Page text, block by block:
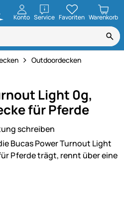
Konto ServiceöffnenFavoriten Warenkorb
Outdoordecken
Light 0g,
für Pferde
schreiben